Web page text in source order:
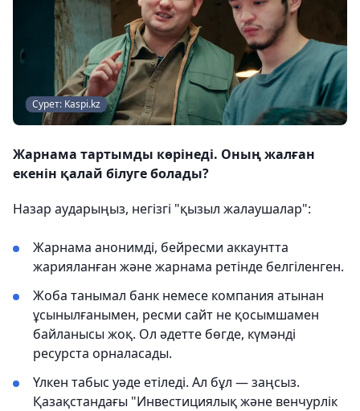
Сурет: Kaspi.kz
Жарнама тартымды көрінеді. Оның жалған
екенін қалай білуге болады?
Назар аударыңыз, негізгі "қызыл жалаушалар":
Жарнама анонимді, бейресми аккаунтта
жарияланған және жарнама ретінде белгіленген.
Жоба танымал банк немесе компания атынан
ұсынылғанымен, ресми сайт не қосымшамен
байланысы жоқ. Ол әдетте бөгде, күмәнді
ресурста орналасады.
Үлкен табыс уәде етіледі. Ал бұл — заңсыз.
Қазақстандағы "Инвестициялық және венчурлік